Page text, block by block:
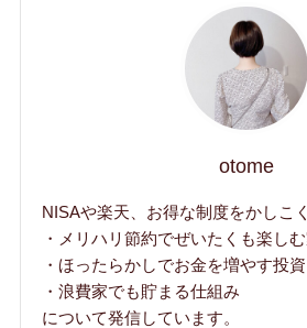
otome
NISAや楽天、お得な制度をかしこ
・メリハリ節約でぜいたくも楽し
・ほったらかしでお金を増やす投資
・浪費家でも貯まる仕組み
について発信しています。